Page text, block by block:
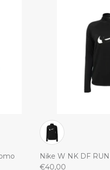
Nike W NK DF
€40,00